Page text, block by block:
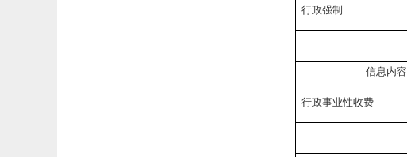
行政强制
信息内容
行政事业性收费